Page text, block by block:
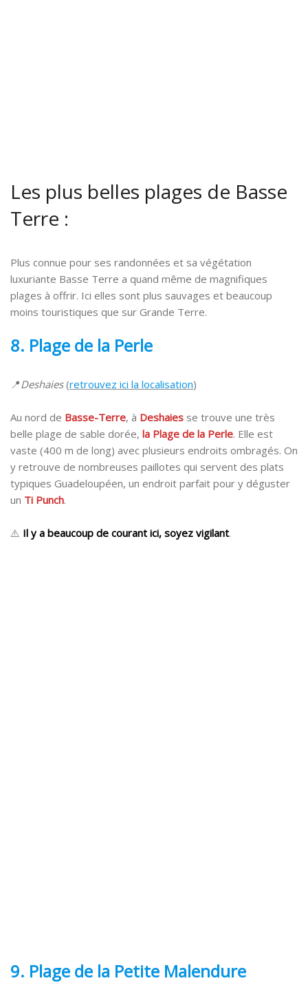
Les plus belles plages de Basse
Terre :
Plus connue pour ses randonnées et sa végétation
luxuriante Basse Terre a quand même de magnifiques
plages à offrir. Ici elles sont plus sauvages et beaucoup
moins touristiques que sur Grande Terre.
8. Plage de la Perle
📍 Deshaies(retrouvez ici la localisation)
Au nord de Basse-Terre, à Deshaies se trouve une très
belle plage de sable dorée, la Plage de la Perle. Elle est
vaste (400 m de long) avec plusieurs endroits ombragés. On
y retrouve de nombreuses paillotes qui servent des plats
typiques Guadeloupéen, un endroit parfait pour y déguster
un Ti Punch.
⚠️ Il y a beaucoup de courant ici, soyez vigilant.
9. Plage de la Petite Malendure